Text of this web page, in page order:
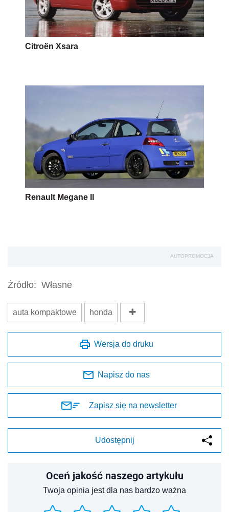
Citroën Xsara
Renault Megane II
AUTOPROMOCJA
Źródło: Własne
auta kompaktowe honda
Wersja do druku
Napisz do nas
Zapisz się na newsletter
Udostępnij
Oceń jakość naszego artykułu
Twoja opinia jest dla nas bardzo ważna